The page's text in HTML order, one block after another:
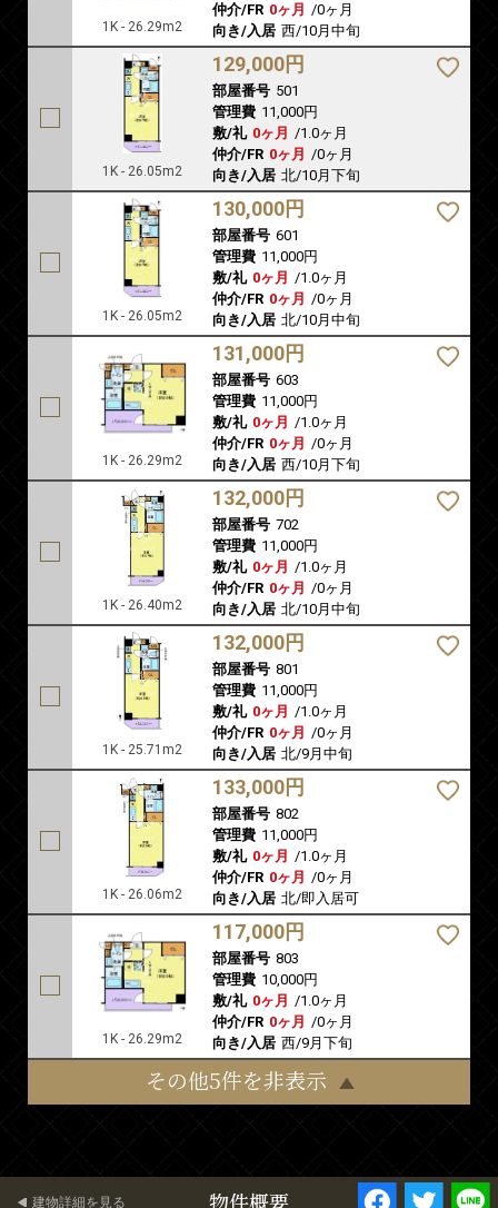
1K - 26.29m2
仲介/FR 0ヶ月 /0ヶ月
向き/入居 西/10月中旬
1K - 26.05m2
129,000円
部屋番号 501
管理費 11,000円
敷/礼 0ヶ月 /1.0ヶ月
仲介/FR 0ヶ月 /0ヶ月
向き/入居 北/10月下旬
1K - 26.05m2
130,000円
部屋番号 601
管理費 11,000円
敷/礼 0ヶ月 /1.0ヶ月
仲介/FR 0ヶ月 /0ヶ月
向き/入居 北/10月中旬
1K - 26.29m2
131,000円
部屋番号 603
管理費 11,000円
敷/礼 0ヶ月 /1.0ヶ月
仲介/FR 0ヶ月 /0ヶ月
向き/入居 西/10月下旬
1K - 26.40m2
132,000円
部屋番号 702
管理費 11,000円
敷/礼 0ヶ月 /1.0ヶ月
仲介/FR 0ヶ月 /0ヶ月
向き/入居 北/10月中旬
1K - 25.71m2
132,000円
部屋番号 801
管理費 11,000円
敷/礼 0ヶ月 /1.0ヶ月
仲介/FR 0ヶ月 /0ヶ月
向き/入居 北/9月中旬
1K - 26.06m2
133,000円
部屋番号 802
管理費 11,000円
敷/礼 0ヶ月 /1.0ヶ月
仲介/FR 0ヶ月 /0ヶ月
向き/入居 北/即入居可
1K - 26.29m2
117,000円
部屋番号 803
管理費 10,000円
敷/礼 0ヶ月 /1.0ヶ月
仲介/FR 0ヶ月 /0ヶ月
向き/入居 西/9月下旬
その他5件を非表示
物件概要
建物詳細を見る